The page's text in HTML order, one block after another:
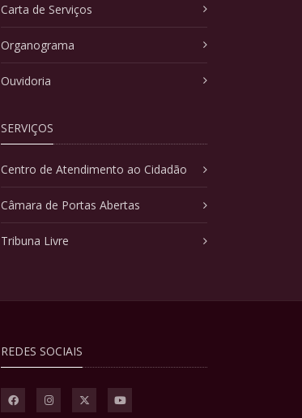
Carta de Serviços
Organograma
Ouvidoria
SERVIÇOS
Centro de Atendimento ao Cidadão
Câmara de Portas Abertas
Tribuna Livre
REDES SOCIAIS